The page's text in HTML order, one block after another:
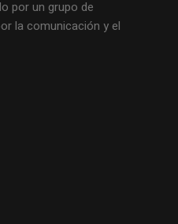
por un grupo de
la comunicación y el